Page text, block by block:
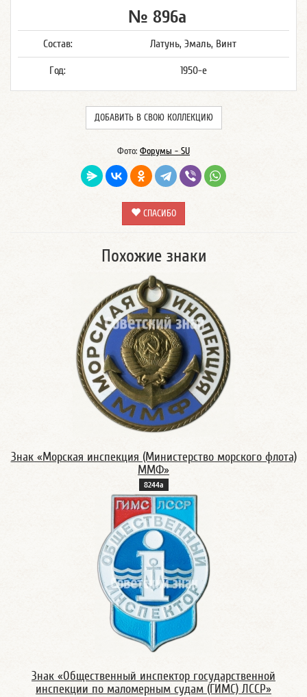
№ 896а
Состав: Латунь, Эмаль, Винт
Год: 1950-е
ДОБАВИТЬ В СВОЮ КОЛЛЕКЦИЮ
Фото: Форумы - SU
СПАСИБО
Похожие знаки
Знак «Морская инспекция (Министерство морского флота)
ММФ»
8244а
Знак «Общественный инспектор государственной
инспекции по маломерным судам (ГИМС) ЛССР»